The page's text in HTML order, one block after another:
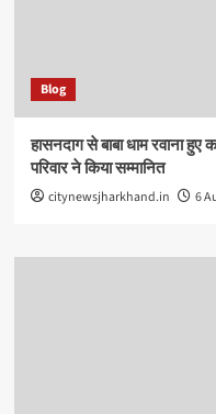
Blog
हासनदाग से बाबा धाम रवाना हुए
परिवार ने किया सम्मानित
citynewsjharkhand.in 6